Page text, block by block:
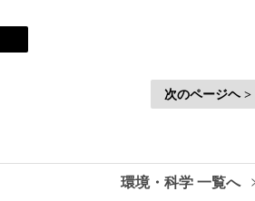
次のページヘ >
環境・科学 一覧へ